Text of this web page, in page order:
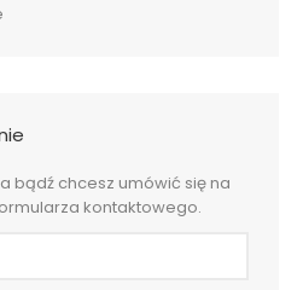
bądź chcesz umówić się na
kontaktowego.